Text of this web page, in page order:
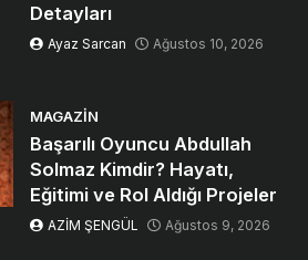
Detayları
Ayaz Sarcan Ağustos 10, 2026
MAGAZIN
Başarılı Oyuncu Abdullah
Solmaz Kimdir? Hayatı,
Eğitimi ve Rol Aldığı Projeler
AZİM ŞENGÜL Ağustos 9, 2026